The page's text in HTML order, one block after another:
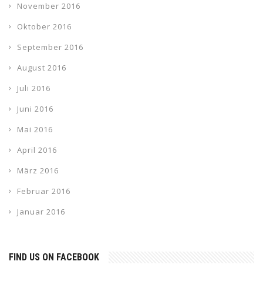
November 2016
Oktober 2016
September 2016
August 2016
Juli 2016
Juni 2016
Mai 2016
April 2016
März 2016
Februar 2016
Januar 2016
FIND US ON FACEBOOK